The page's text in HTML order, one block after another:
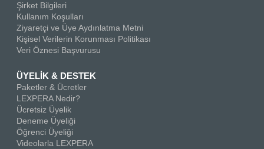
Şirket Bilgileri
Kullanım Koşulları
Ziyaretçi ve Üye Aydınlatma Metni
Kişisel Verilerin Korunması Politikası
Veri Öznesi Başvurusu
ÜYELİK & DESTEK
Paketler & Ücretler
LEXPERA Nedir?
Ücretsiz Üyelik
Deneme Üyeliği
Öğrenci Üyeliği
Videolarla LEXPERA